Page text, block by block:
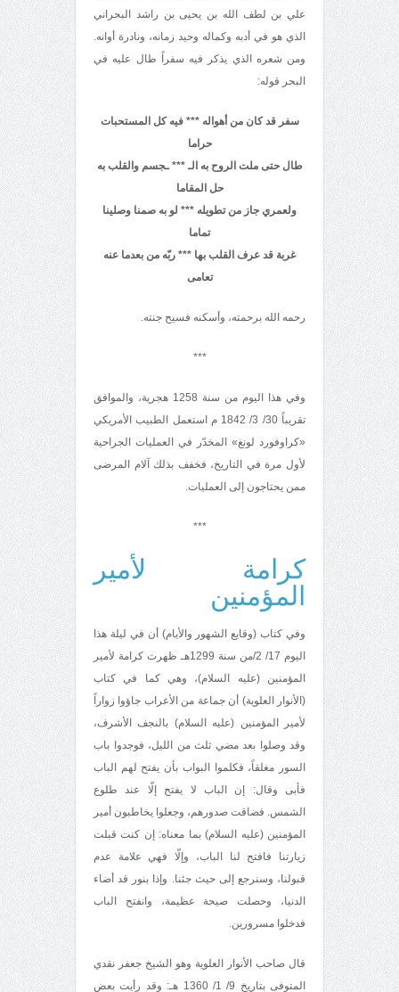
علي بن لطف الله بن يحيى بن راشد البحراني
الذي هو في أدبه وكماله وحيد زمانه، ونادرة أوانه.
ومن شعره الذي يذكر فيه سفراً طال عليه في
البحر قوله:
سفر قد كان من أهواله *** فيه كل المستحبات
حراما
طال حتى ملت الروح به الـ *** ـجسم والقلب به
حل المقاما
ولعمري جاز من تطويله *** لو به صمنا وصلينا
تماما
غربة قد عرف القلب بها *** ربّه من بعدما عنه
تعامى
رحمه الله برحمته، وأسكنه فسيح جنته.
***
وفي هذا اليوم من سنة 1258 هجرية، والموافق
تقريباً 30/ 3/ 1842 م استعمل الطبيب الأمريكي
«كراوفورد لونغ» المخدّر في العمليات الجراحية
لأول مرة في التاريخ، فخفف بذلك آلام المرضى
ممن يحتاجون إلى العمليات.
***
كرامة لأمير
المؤمنين
وفي كتاب (وقايع الشهور والأيام) أن في ليلة هذا
اليوم 17/ 2/من سنة 1299هـ ظهرت كرامة لأمير
المؤمنين (عليه السلام)، وهي كما في كتاب
(الأنوار العلوية) أن جماعة من الأعراب جاؤوا زواراً
لأمير المؤمنين (عليه السلام) بالنجف الأشرف،
وقد وصلوا بعد مضي ثلث من الليل، فوجدوا باب
السور مغلقاً، فكلموا البواب بأن يفتح لهم الباب
فأبى وقال: إن الباب لا يفتح إلّا عند طلوع
الشمس. فضاقت صدورهم، وجعلوا يخاطبون أمير
المؤمنين (عليه السلام) بما معناه: إن كنت قبلت
زيارتنا فافتح لنا الباب، وإلّا فهي علامة عدم
قبولنا، وسنرجع إلى حيث جئنا. وإذا بنور قد أضاء
الدنيا، وحصلت صيحة عظيمة، وانفتح الباب
فدخلوا مسرورين.
قال صاحب الأنوار العلوية وهو الشيخ جعفر نقدي
المتوفى بتاريخ 9/ 1/ 1360 هـ: وقد رأيت بعض